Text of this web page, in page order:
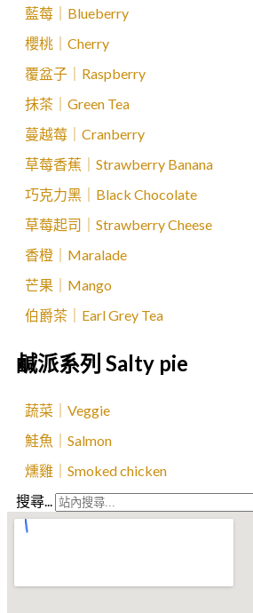
藍莓｜Blueberry
櫻桃｜Cherry
覆盆子｜Raspberry
抹茶｜Green Tea
蔓越莓｜Cranberry
草莓香蕉｜Strawberry Banana
巧克力黑｜Black Chocolate
草莓起司｜Strawberry Cheese
香橙｜Maralade
芒果｜Mango
伯爵茶｜Earl Grey Tea
鹹派系列 Salty pie
蔬菜｜Veggie
鮭魚｜Salmon
燻雞｜Smoked chicken
搜尋...